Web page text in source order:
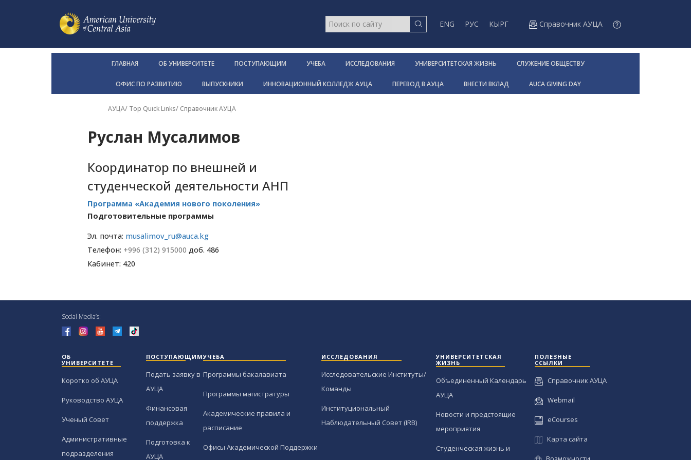
ENG РУС КЫРГ Справочник АУЦА
ГЛАВНАЯ ОБ УНИВЕРСИТЕТЕ ПОСТУПАЮЩИМ УЧЕБА ИССЛЕДОВАНИЯ УНИВЕРСИТЕТСКАЯ ЖИЗНЬ СЛУЖЕНИЕ ОБЩЕСТВУ
ОФИС ПО РАЗВИТИЮ ВЫПУСКНИКИ ИННОВАЦИОННЫЙ КОЛЛЕДЖ АУЦА ПЕРЕВОД В АУЦА ВНЕСТИ ВКЛАД AUCA GIVING DAY
АУЦА/ Top Quick Links/ Справочник АУЦА
Руслан Мусалимов
Координатор по внешней и
студенческой деятельности АНП
Программа «Академия нового поколения»
Подготовительные программы
Эл. почта: musalimov_ru@auca.kg
Телефон: +996 (312) 915000 доб. 486
Кабинет: 420
Social Media’s:
ОБ
УНИВЕРСИТЕТЕ
Коротко об АУЦА
Руководство АУЦА
Ученый Совет
Административные
подразделения
ПОСТУПАЮЩИМ
Подать заявку в
АУЦА
Финансовая
поддержка
Подготовка к
АУЦА
УЧЕБА
Программы бакалавиата
Программы магистратуры
Академические правила и
расписание
Офисы Академической Поддержки
ИССЛЕДОВАНИЯ
Исследовательские Институты/
Команды
Институциональный
Наблюдательный Совет (IRB)
УНИВЕРСИТЕТСКАЯ
ЖИЗНЬ
Объединенный Календарь
АУЦА
Новости и предстоящие
мероприятия
Студенческая жизнь и
ПОЛЕЗНЫЕ
ССЫЛКИ
Справочник АУЦА
Webmail
eCourses
Карта сайта